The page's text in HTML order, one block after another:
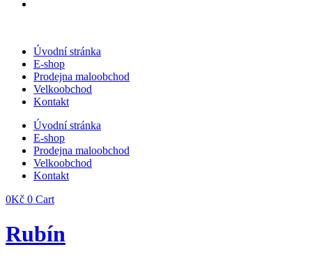
obsahuÚvodní stránka
E-shop
Prodejna maloobchod
Velkoobchod
Kontakt
Úvodní stránka
E-shop
Prodejna maloobchod
Velkoobchod
Kontakt
0Kč 0 Cart
Rubín